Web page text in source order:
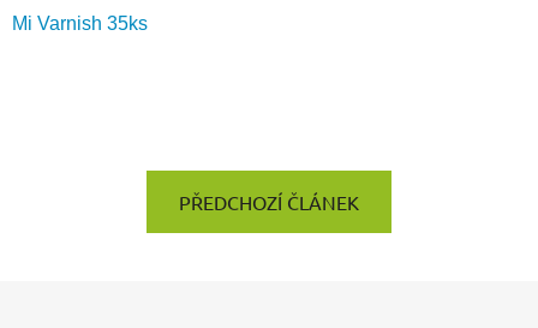
Mi Varnish 35ks
PŘEDCHOZÍ ČLÁNEK